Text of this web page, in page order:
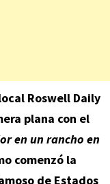
Roswell Daily
plana con el
en un rancho en
comenzó la
de Estados